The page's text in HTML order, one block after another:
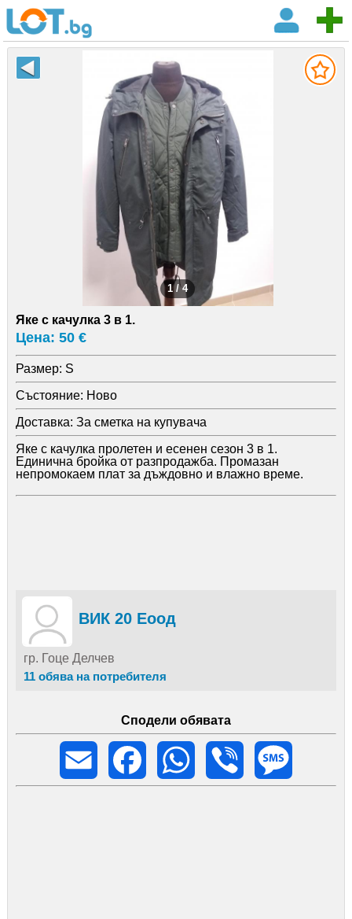
1 / 4
Яке с качулка 3 в 1.
Цена: 50 €
Размер: S
Състояние: Ново
Доставка: За сметка на купувача
Яке с качулка пролетен и есенен сезон 3 в 1.
Единична бройка от разпродажба. Промазан
непромокаем плат за дъждовно и влажно време.
ВИК 20 Еоод
гр. Гоце Делчев
11 обява на потребителя
Сподели обявата
Email
Facebook WhatsApp Viber